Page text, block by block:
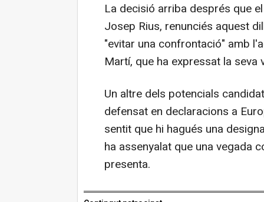
La decisió arriba després que
Josep Rius, renunciés aquest
"evitar una confrontació" amb
Martí, que ha expressat la
Un altre dels potencials
defensat en declaracions a
sentit que hi hagués una
ha assenyalat que una vegada
presenta.